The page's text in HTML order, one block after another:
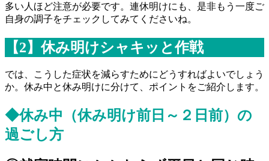
多い人ほど注意が必要です。連休明けにも、是非もう一度ご
自身の調子をチェックしてみてくださいね。
【2】休み明けシャキッと作戦
では、こうした症状を減らすためにどうすればよいでしょう
か。休み中と休み明けに分けて、ポイントをご紹介します。
◆休み中（休み明け前日～２日前）の
過ごし方